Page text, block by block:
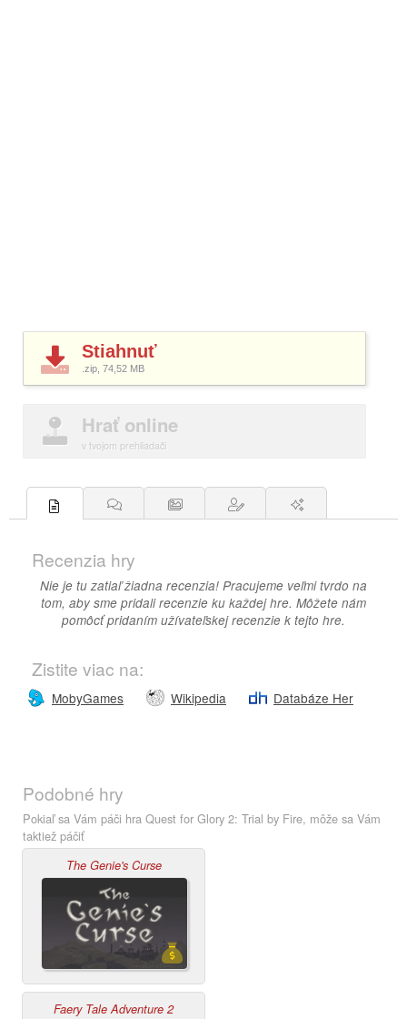
Stiahnuť
.zip, 74,52 MB
Hrať online
v tvojom prehliadači
Recenzia hry
Nie je tu zatiaľ žiadna recenzia! Pracujeme veľmi tvrdo na
tom, aby sme pridali recenzie ku každej hre. Môžete nám
pomôcť pridaním užívateľskej recenzie k tejto hre.
Zistite viac na:
MobyGames Wikipedia Databáze Her
Podobné hry
Pokiaľ sa Vám páči hra Quest for Glory 2: Trial by Fire, môže sa Vám
taktiež páčiť
The Genie's Curse
Faery Tale Adventure 2